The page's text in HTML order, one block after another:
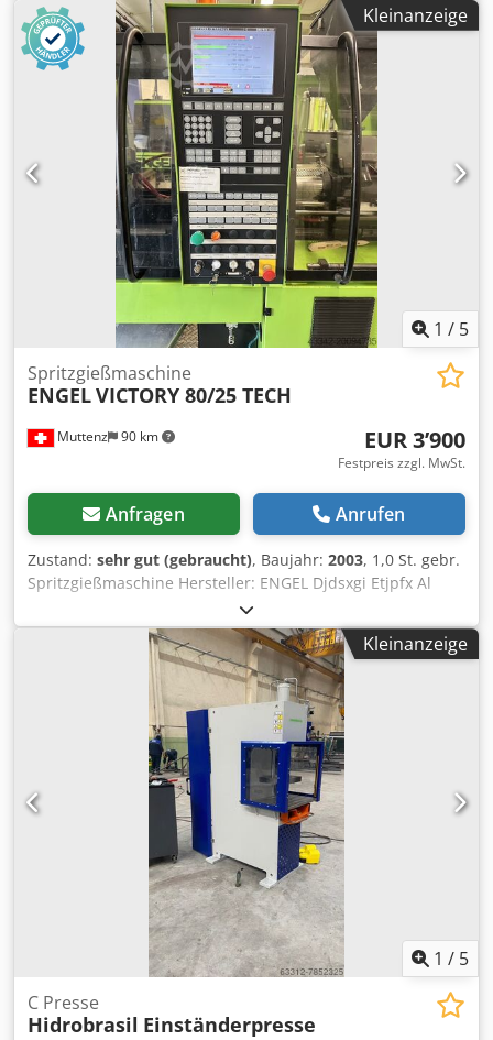
Schließkraft: 90 Tonnen Öffnung max.: 570 Öffnung min.:
270 Plattengröße: 590x340 Schnecke: 40 mm
Schneckenlänge: 160 mm Einspritzvolumen: 201 cm3
Einspritzdruck: 1230 bar Motor: 15 kw Gewicht: 5600 kg
Höhe 2800 mm
Kleinanzeige
1 / 5
Muttenz 90 km
Spritzgießmaschine
ENGELVICTORY 80/25 TECH
EUR 3’900
Festpreis zzgl. MwSt.
Anfragen Anrufen
Zustand: sehr gut (gebraucht), Baujahr: 2003, 1,0 St. gebr.
Spritzgießmaschine Hersteller: ENGEL Djdsxgi Etjpfx Al
Seck Typ: VICTORY 80/25 TECH Baujahr: 2003 Schließkraft:
25 Tonnen Holmabstand: HOLMLOS Schnecken DN: 22 mm
Max. Hubvolumen: 36 ccm³ Spritzteilgewicht 34 g/PS
Steuerung: CC100 Ausstattung: -1 x Kernzug -Ausblasventil
Kleinanzeige
1 / 5
C Presse
Hidrobrasil Einständerpresse